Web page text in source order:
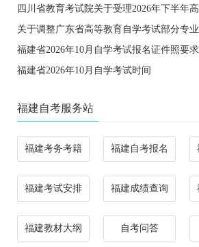
福建省2026年10月自学考试报名证件照要求
福建省2026年10月自学考试时间
福建自考服务站
福建考务考籍 福建自考报名
福建考试安排 福建成绩查询
福建教材大纲 自考问答